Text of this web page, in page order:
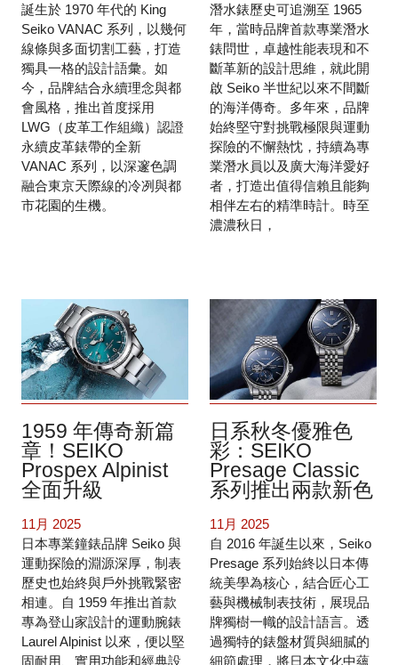
誕生於 1970 年代的 King
Seiko VANAC 系列，以幾何
線條與多面切割工藝，打造
獨具一格的設計語彙。如
今，品牌結合永續理念與都
會風格，推出首度採用
LWG（皮革工作組織）認證
永續皮革錶帶的全新
VANAC 系列，以深邃色調
融合東京天際線的冷冽與都
市花園的生機。
潛水錶歷史可追溯至 1965
年，當時品牌首款專業潛水
錶問世，卓越性能表現和不
斷革新的設計思維，就此開
啟 Seiko 半世紀以來不間斷
的海洋傳奇。多年來，品牌
始終堅守對挑戰極限與運動
探險的不懈熱忱，持續為專
業潛水員以及廣大海洋愛好
者，打造出值得信賴且能夠
相伴左右的精準時計。時至
濃濃秋日，
1959 年傳奇新篇
章！SEIKO
Prospex Alpinist
全面升級
11月 2025
日本專業鐘錶品牌 Seiko 與
運動探險的淵源深厚，制表
歷史也始終與戶外挑戰緊密
相連。自 1959 年推出首款
專為登山家設計的運動腕錶
Laurel Alpinist 以來，便以堅
固耐用、實用功能和經典設
日系秋冬優雅色
彩：SEIKO
Presage Classic
系列推出兩款新色
11月 2025
自 2016 年誕生以來，Seiko
Presage 系列始終以日本傳
統美學為核心，結合匠心工
藝與機械制表技術，展現品
牌獨樹一幟的設計語言。透
過獨特的錶盤材質與細膩的
細節處理，將日本文化中蘊